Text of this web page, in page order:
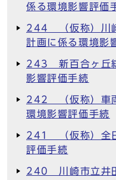
係る環境影響評価
244 （仮称）川
計画に係る環境影
243 新百合ヶ丘
影響評価手続
242 （仮称）車
環境影響評価手続
241 （仮称）全
評価手続
240 川崎市立井